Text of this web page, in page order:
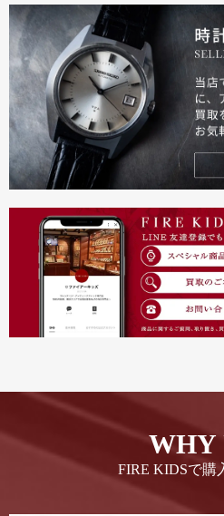
WHY
FIRE KIDSで購